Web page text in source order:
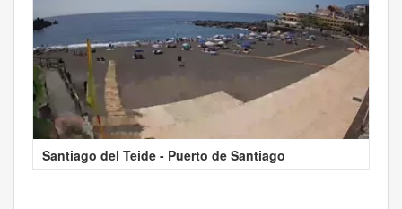
Santiago del Teide - Puerto de Santiago